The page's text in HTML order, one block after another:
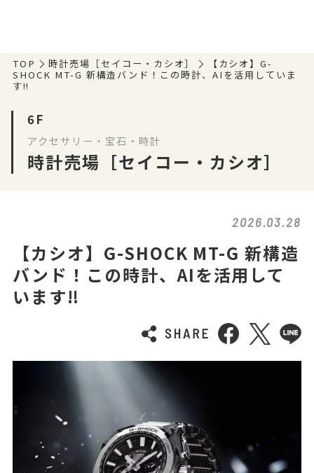
TOP 時計売場［セイコー・カシオ］
【カシオ】G-
SHOCK MT-G 新構造バンド！この時計、AIを活用していま
す‼
6F
アクセサリー・宝石・時計
時計売場［セイコー・カシオ］
2026.03.28
【カシオ】G-SHOCK MT-G 新構造
バンド！この時計、AIを活用して
います‼